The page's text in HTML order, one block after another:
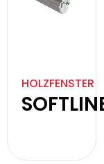
HOLZFENSTER